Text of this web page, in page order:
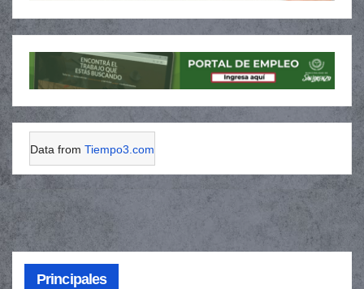
Data from Tiempo3.com
Principales